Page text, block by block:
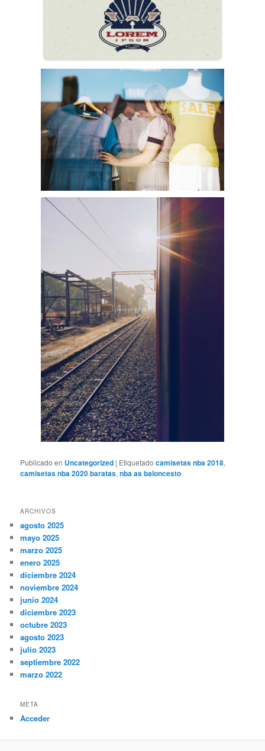
Publicado en Uncategorized | Etiquetado camisetas nba 2018,
camisetas nba 2020 baratas,nba as baloncesto
ARCHIVOS
agosto 2025
mayo 2025
marzo 2025
enero 2025
diciembre 2024
noviembre 2024
junio 2024
diciembre 2023
octubre 2023
agosto 2023
julio 2023
septiembre 2022
marzo 2022
META
Acceder